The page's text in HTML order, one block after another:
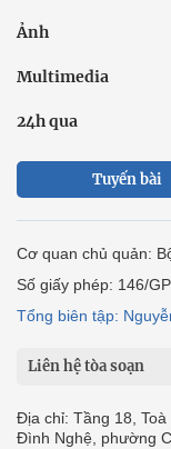
Ảnh
Multimedia
24h qua
Tuyến bài
Cơ quan chủ quản:
Số giấy phép: 146/
Tổng biên tập:
Liên hệ tòa soạn
Địa chỉ: Tầng 18,
Đình Nghệ, phường